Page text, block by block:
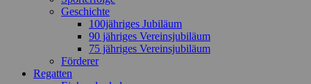
Geschichte
100jähriges Jubiläum
90 jähriges Vereinsjubiläum
75 jähriges Vereinsjubiläum
Förderer
Regatten